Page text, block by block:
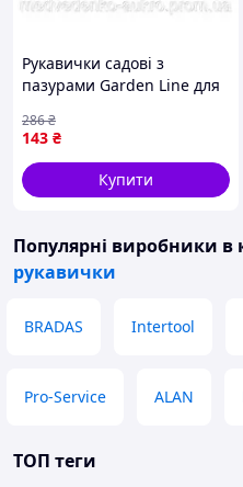
Рукавички садові з
пазурами Garden Line для
захисні рукавички для
копання та посадки
143 ₴
286₴
Купити
Популярні виробники в
рукавички
BRADAS Intertool
Pro-Service ALAN
ТОП теги